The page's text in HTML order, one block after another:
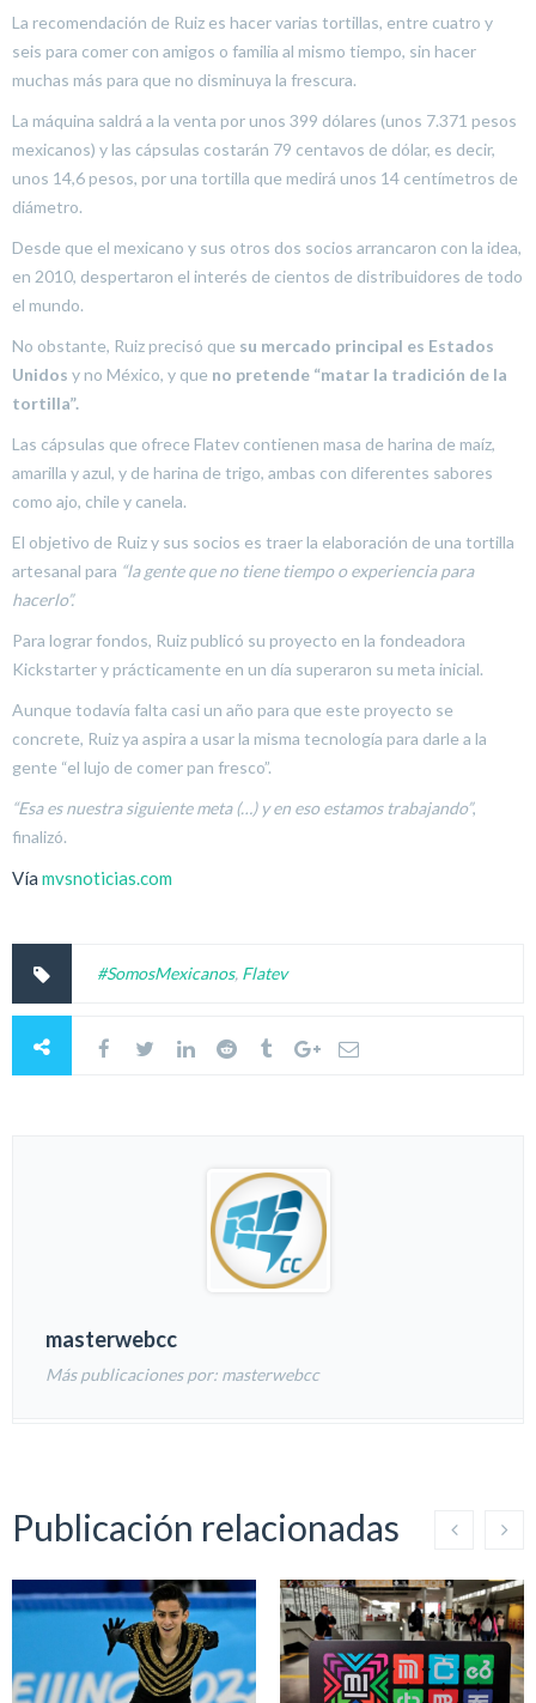
La recomendación de Ruiz es hacer varias tortillas, entre cuatro y
seis para comer con amigos o familia al mismo tiempo, sin hacer
muchas más para que no disminuya la frescura.
La máquina saldrá a la venta por unos 399 dólares (unos 7.371 pesos
mexicanos) y las cápsulas costarán 79 centavos de dólar, es decir,
unos 14,6 pesos, por una tortilla que medirá unos 14 centímetros de
diámetro.
Desde que el mexicano y sus otros dos socios arrancaron con la idea,
en 2010, despertaron el interés de cientos de distribuidores de todo
el mundo.
No obstante, Ruiz precisó que su mercado principal es Estados
Unidos y no México, y que no pretende “matar la tradición de la
tortilla”.
Las cápsulas que ofrece Flatev contienen masa de harina de maíz,
amarilla y azul, y de harina de trigo, ambas con diferentes sabores
como ajo, chile y canela.
El objetivo de Ruiz y sus socios es traer la elaboración de una tortilla
artesanal para “la gente que no tiene tiempo o experiencia para
hacerlo”.
Para lograr fondos, Ruiz publicó su proyecto en la fondeadora
Kickstarter y prácticamente en un día superaron su meta inicial.
Aunque todavía falta casi un año para que este proyecto se
concrete, Ruiz ya aspira a usar la misma tecnología para darle a la
gente “el lujo de comer pan fresco”.
“Esa es nuestra siguiente meta (…) y en eso estamos trabajando”,
finalizó.
Vía mvsnoticias.com
#SomosMexicanos, Flatev
masterwebcc
Más publicaciones por: masterwebcc
Publicación relacionadas